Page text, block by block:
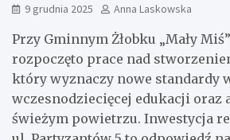
9 grudnia 2025 Anna Laskowska
Przy Gminnym Żłobku „Mały
rozpoczęto prace nad
który wyznaczy nowe standardy
wczesnodziecięcej edukacji oraz
świeżym powietrzu. Inwestycja